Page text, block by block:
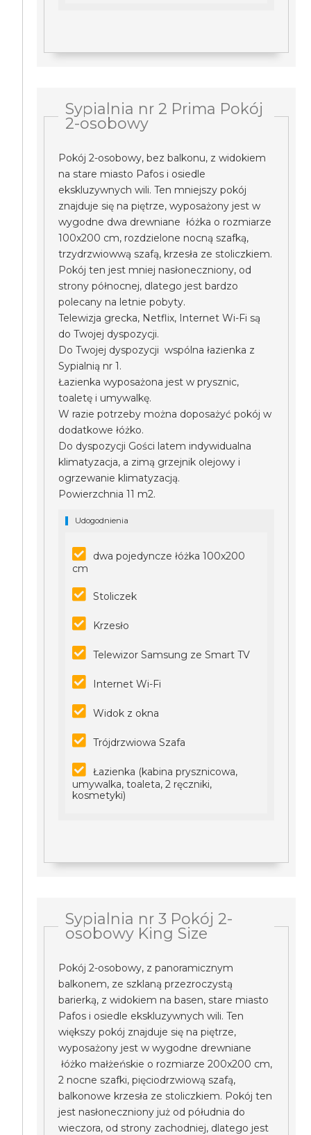
Sypialnia nr 2 Prima Pokój
2-osobowy
Pokój 2-osobowy, bez balkonu, z widokiem
na stare miasto Pafos i osiedle
ekskluzywnych wili. Ten mniejszy pokój
znajduje się na piętrze, wyposażony jest w
wygodne dwa drewniane łóżka o rozmiarze
100x200 cm, rozdzielone nocną szafką,
trzydrzwiowwą szafą, krzesła ze stoliczkiem.
Pokój ten jest mniej nasłoneczniony, od
strony północnej, dlatego jest bardzo
polecany na letnie pobyty.
Telewizja grecka, Netflix, Internet Wi-Fi są
do Twojej dyspozycji.
Do Twojej dyspozycji wspólna łazienka z
Sypialnią nr 1.
Łazienka wyposażona jest w prysznic,
toaletę i umywalkę.
W razie potrzeby można doposażyć pokój w
dodatkowe łóżko.
Do dyspozycji Gości latem indywidualna
klimatyzacja, a zimą grzejnik olejowy i
ogrzewanie klimatyzacją.
Powierzchnia 11 m2.
Udogodnienia
dwa pojedyncze łóżka 100x200
cm
Stoliczek
Krzesło
Telewizor Samsung ze Smart TV
Internet Wi-Fi
Widok z okna
Trójdrzwiowa Szafa
Łazienka (kabina prysznicowa,
umywalka, toaleta, 2 ręczniki,
kosmetyki)
Sypialnia nr 3 Pokój 2-
osobowy King Size
Pokój 2-osobowy, z panoramicznym
balkonem, ze szklaną przezroczystą
barierką, z widokiem na basen, stare miasto
Pafos i osiedle ekskluzywnych wili. Ten
większy pokój znajduje się na piętrze,
wyposażony jest w wygodne drewniane
łóżko małżeńskie o rozmiarze 200x200 cm,
2 nocne szafki, pięciodrzwiową szafą,
balkonowe krzesła ze stoliczkiem. Pokój ten
jest nasłoneczniony już od półudnia do
wieczora, od strony zachodniej, dlatego jest